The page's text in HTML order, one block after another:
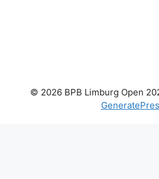
© 2026 BPB Limburg Open